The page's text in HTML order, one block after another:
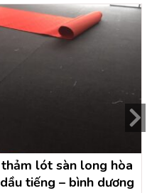
thảm lót sàn long hòa
dầu tiếng – bình dương